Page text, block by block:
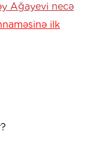
Ağayevi necə
ilk